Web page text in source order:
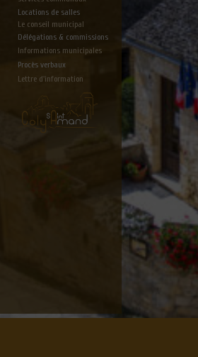
Locations de salles
Le conseil municipal
Délégations & commissions
Informations municipales
Lettre d'information
Procès verbaux